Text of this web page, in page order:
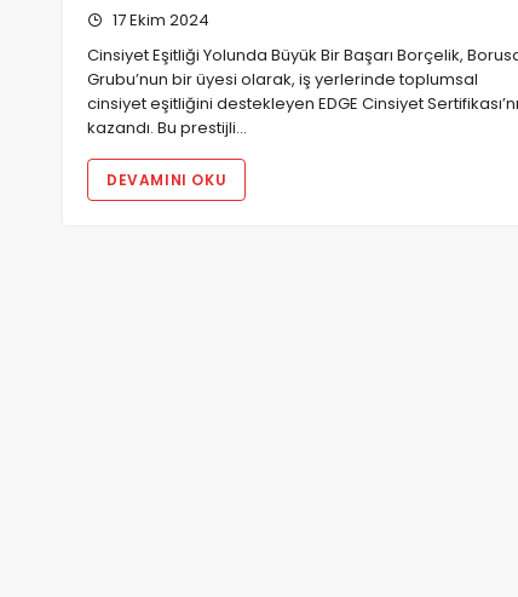
17 Ekim 2024
Cinsiyet Eşitliği Yolunda Büyük Bir Başarı Borçelik,
Grubu’nun bir üyesi olarak, iş yerlerinde toplumsal
cinsiyet eşitliğini destekleyen EDGE Cinsiyet Sertifikası’nı
kazandı. Bu prestijli…
DEVAMINI OKU